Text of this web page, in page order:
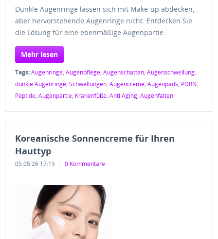
Dunkle Augenringe lassen sich mit Make-up abdecken,
aber hervorstehende Augenringe nicht. Entdecken Sie
die Lösung für eine ebenmäßige Augenpartie.
Mehr lesen
Tags:Augenringe, Augenpflege, Augenschatten, Augenschwellung,
dunkle Augenringe, Schwellungen, Augencreme, Augenpads, PDRN,
Peptide, Augenpartie, Krähenfüße, Anti Aging, Augenfalten
Koreanische Sonnencreme für Ihren
Hauttyp
05.05.26 17:15 0 Kommentare